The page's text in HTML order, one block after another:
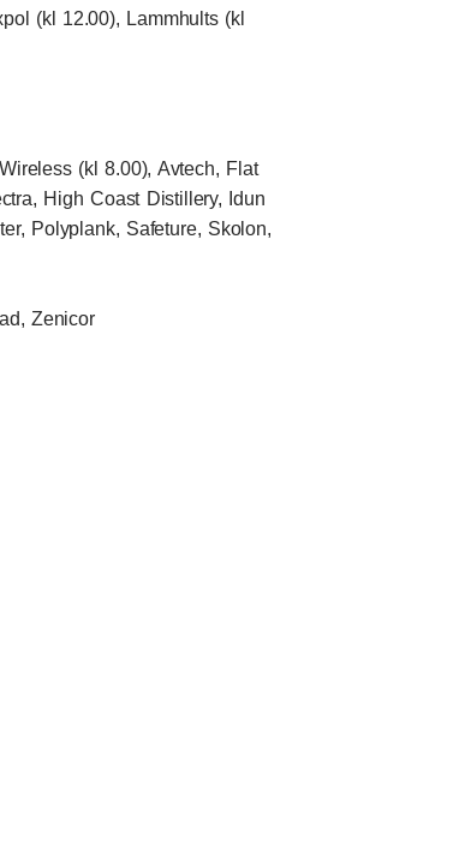
(kl 12.00), Lammhults (kl
(kl 8.00), Avtech, Flat
High Coast Distillery, Idun
Polyplank, Safeture, Skolon,
Zenicor